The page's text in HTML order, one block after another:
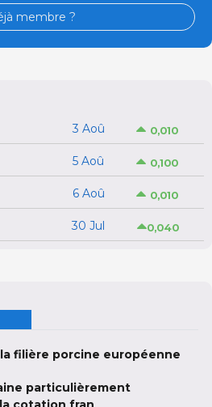
membre ?
3 Aoû 0,010
5 Aoû 0,100
6 Aoû 0,010
30 Jul 0,040
filière porcine européenne
particulièrement